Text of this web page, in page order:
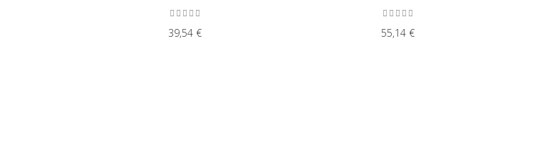
39,54 € 55,14 €